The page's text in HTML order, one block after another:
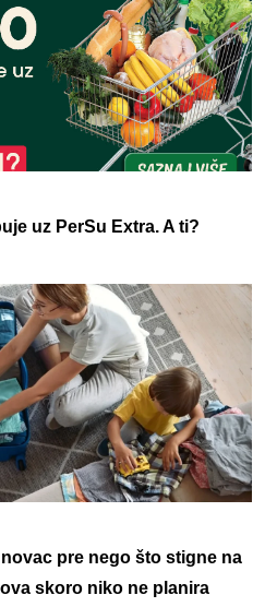
uz PerSu Extra. A ti?
pre nego što stigne na
skoro niko ne planira